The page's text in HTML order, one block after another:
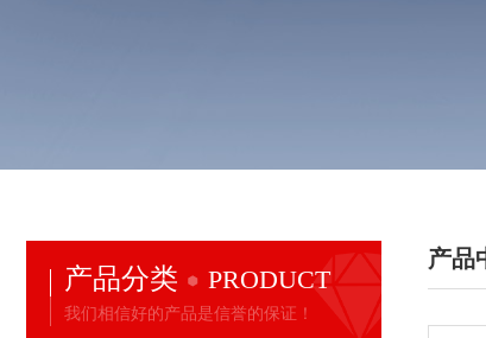
产品分类 PRODUCT
我们相信好的产品是信誉的保证！
产品